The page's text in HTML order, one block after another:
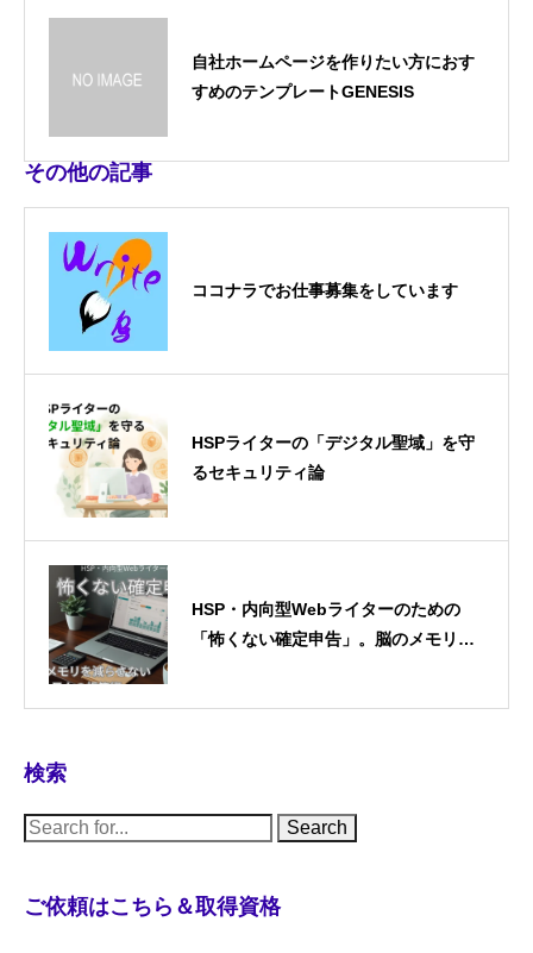
自社ホームページを作りたい方におす
すめのテンプレートGENESIS
その他の記事
ココナラでお仕事募集をしています
HSPライターの「デジタル聖域」を守
るセキュリティ論
HSP・内向型Webライターのための
「怖くない確定申告」。脳のメモリを
検索
S
e
c
h
ご依頼はこちら＆取得資格